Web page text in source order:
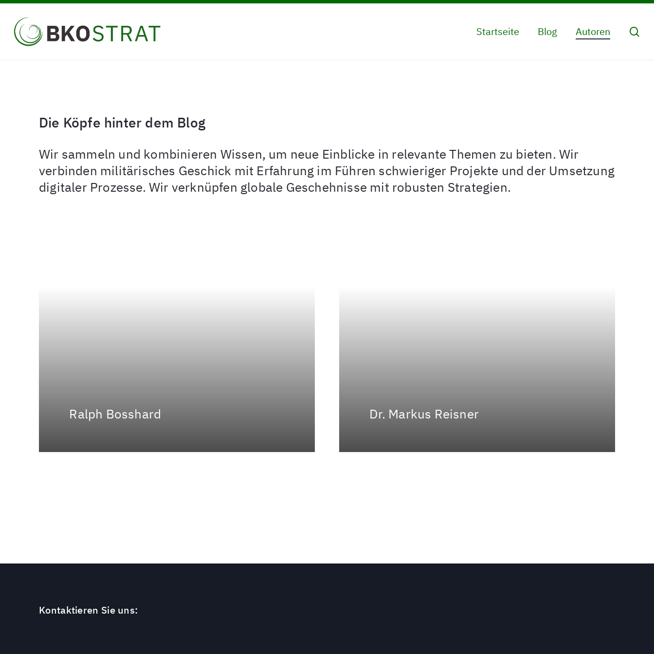
Skip
main
Drücken Sie die Enter-Taste zum Suchen
Startseite Blog Autoren
Die Köpfe hinter dem Blog
Wir sammeln und kombinieren Wissen, um neue Einblicke in relevante Themen zu bieten. Wir
verbinden militärisches Geschick mit Erfahrung im Führen schwieriger Projekte und der Umsetzung
digitaler Prozesse. Wir verknüpfen globale Geschehnisse mit robusten Strategien.
Ralph Bosshard Dr. Markus Reisner
Kontaktieren Sie uns: